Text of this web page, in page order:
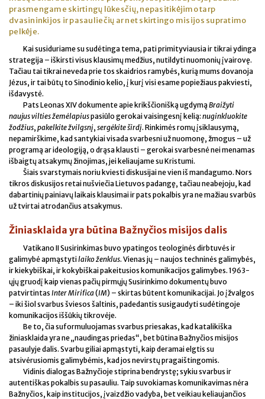
prasmengame skirtingų lūkesčių, nepasitikėjimo tarp
dvasininkijos ir pasauliečių ar net skirtingo misijos supratimo
pelkėje.
Kai susiduriame su sudėtinga tema, pati primityviausia ir tikrai ydinga
strategija – iškirsti visus klausimų medžius, nutildyti nuomonių įvairovę.
Tačiau tai tikrai neveda prie tos skaidrios ramybės, kurią mums dovanoja
Jėzus, ir tai būtų to Sinodinio kelio, į kurį visi esame popiežiaus pakviesti,
išdavystė.
Pats Leonas XIV dokumente apie krikščionišką ugdymą Braižyti
naujus vilties žemėlapiuspasiūlo gerokai vaisingesnį kelią: nuginkluokite
žodžius, pakelkite žvilgsnį, sergėkite širdį. Rinkimės romų įsiklausymą,
nepamirškime, kad santykiai visada svarbesni už nuomonę, žmogus – už
programą ar ideologiją, o drąsa klausti – gerokai svarbesnė nei menamas
išbaigtų atsakymų žinojimas, jei keliaujame su Kristumi.
Šiais svarstymais noriu kviesti diskusijai ne vien iš mandagumo. Nors
tikros diskusijos retai nušviečia Lietuvos padangę, tačiau neabejoju, kad
dabartinių painiavų laikais klausimai ir pats pokalbis yra ne mažiau svarbūs
už tvirtai atrodančius atsakymus.
Žiniasklaida yra būtina Bažnyčios misijos dalis
Vatikano II Susirinkimas buvo ypatingos teologinės dirbtuvės ir
galimybė apmąstytilaiko ženklus. Vienas jų – naujos techninės galimybės,
ir kiekybiškai, ir kokybiškai pakeitusios komunikacijos galimybes. 1963-
ųjų gruodį kaip vienas pačių pirmųjų Susirinkimo dokumentų buvo
patvirtintas Inter Mirifica(IM) – skirtas būtent komunikacijai. Jo įžvalgos
– iki šiol svarbus šviesos šaltinis, padedantis susigaudyti sudėtingoje
komunikacijos iššūkių tikrovėje.
Be to, čia suformuluojamas svarbus priesakas, kad katalikiška
žiniasklaida yra ne „naudingas priedas“, bet būtina Bažnyčios misijos
pasaulyje dalis. Svarbu giliai apmąstyti, kaip deramai elgtis su
atsivėrusiomis galimybėmis, kad jos nevirstų pragaištingomis.
Vidinis dialogas Bažnyčioje stiprina bendrystę; sykiu svarbus ir
autentiškas pokalbis su pasauliu. Taip suvokiamas komunikavimas nėra
Bažnyčios, kaip institucijos, įvaizdžio vadyba, bet veikiau keliaujančios